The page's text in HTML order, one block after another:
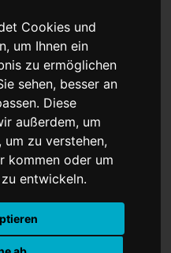
Cookies und
um Ihnen ein
zu ermöglichen
sehen, besser an
Diese
außerdem, um
um zu verstehen,
kommen oder um
entwickeln.
für die